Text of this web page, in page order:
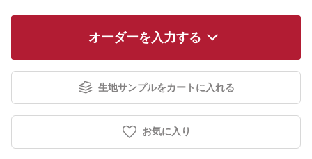
オーダーを入力する
生地サンプルをカートに入れる
お気に入り